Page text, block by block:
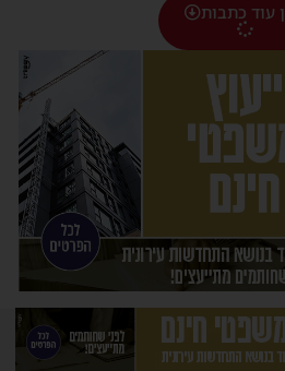
עוד כתבות